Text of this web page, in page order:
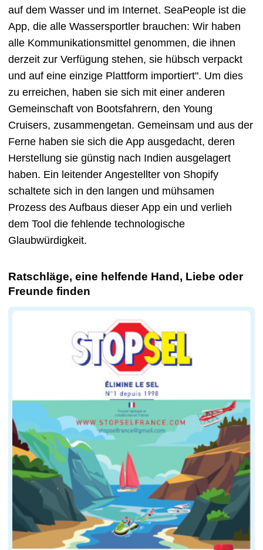
auf dem Wasser und im Internet. SeaPeople ist die
App, die alle Wassersportler brauchen: Wir haben
alle Kommunikationsmittel genommen, die ihnen
derzeit zur Verfügung stehen, sie hübsch verpackt
und auf eine einzige Plattform importiert". Um dies
zu erreichen, haben sie sich mit einer anderen
Gemeinschaft von Bootsfahrern, den Young
Cruisers, zusammengetan. Gemeinsam und aus der
Ferne haben sie sich die App ausgedacht, deren
Herstellung sie günstig nach Indien ausgelagert
haben. Ein leitender Angestellter von Shopify
schaltete sich in den langen und mühsamen
Prozess des Aufbaus dieser App ein und verlieh
dem Tool die fehlende technologische
Glaubwürdigkeit.
Ratschläge, eine helfende Hand, Liebe oder
Freunde finden